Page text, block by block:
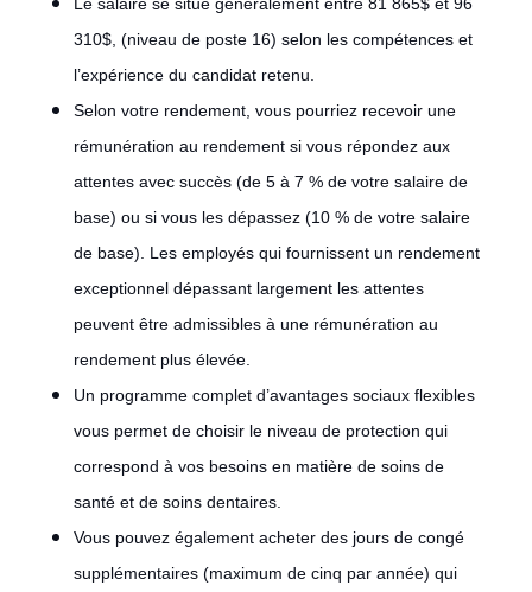
310$, (niveau de poste 16) selon les compétences et
l’expérience du candidat retenu.
Selon votre rendement, vous pourriez recevoir une
rémunération au rendement si vous répondez aux
attentes avec succès (de 5 à 7 % de votre salaire de
base) ou si vous les dépassez (10 % de votre salaire
de base). Les employés qui fournissent un rendement
exceptionnel dépassant largement les attentes
peuvent être admissibles à une rémunération au
rendement plus élevée.
Un programme complet d’avantages sociaux flexibles
vous permet de choisir le niveau de protection qui
correspond à vos besoins en matière de soins de
santé et de soins dentaires.
Vous pouvez également acheter des jours de congé
supplémentaires (maximum de cinq par année) qui